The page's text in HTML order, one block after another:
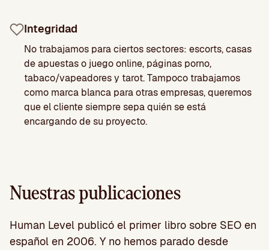
Integridad
No trabajamos para ciertos sectores: escorts, casas
de apuestas o juego online, páginas porno,
tabaco/vapeadores y tarot. Tampoco trabajamos
como marca blanca para otras empresas, queremos
que el cliente siempre sepa quién se está
encargando de su proyecto.
Nuestras publicaciones
Human Level publicó el primer libro sobre SEO en
español en 2006. Y no hemos parado desde